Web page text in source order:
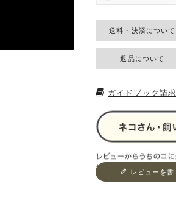
送料・決済について
返品について
ガイドブック請求
レビューを書